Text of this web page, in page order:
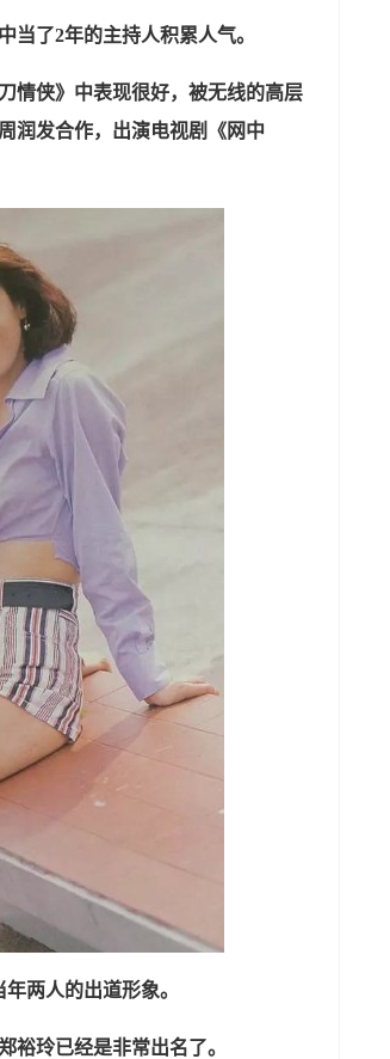
当了2年的主持人积累人气。
情侠》中表现很好，被无线的高层
润发合作，出演电视剧《网中
两人的出道形象。
裕玲已经是非常出名了。